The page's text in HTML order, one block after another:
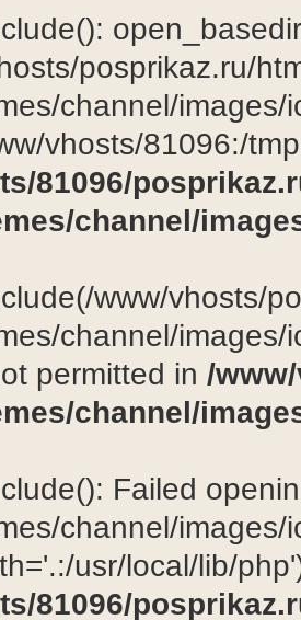
posprikaz.ru/
channel/
vhosts/81096:/
81096/
channel/
www/vhosts/
channel/
permitted in /
channel/
Failed
channel/images/
usr/local/lib/
81096/